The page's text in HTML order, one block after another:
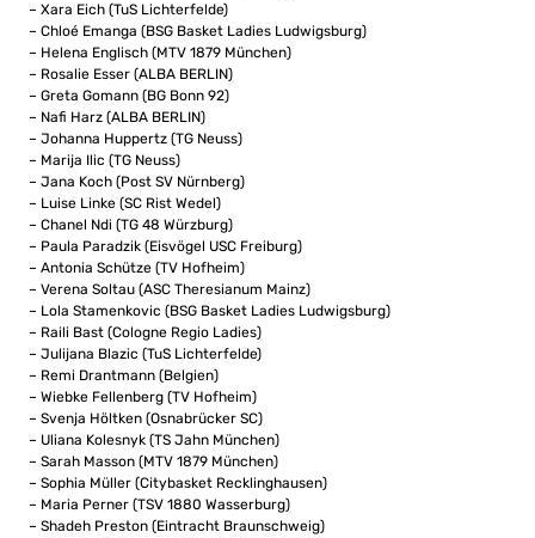
– Xara Eich (TuS Lichterfelde)
– Chloé Emanga (BSG Basket Ladies Ludwigsburg)
– Helena Englisch (MTV 1879 München)
– Rosalie Esser (ALBA BERLIN)
– Greta Gomann (BG Bonn 92)
– Nafi Harz (ALBA BERLIN)
– Johanna Huppertz (TG Neuss)
– Marija Ilic (TG Neuss)
– Jana Koch (Post SV Nürnberg)
– Luise Linke (SC Rist Wedel)
– Chanel Ndi (TG 48 Würzburg)
– Paula Paradzik (Eisvögel USC Freiburg)
– Antonia Schütze (TV Hofheim)
– Verena Soltau (ASC Theresianum Mainz)
– Lola Stamenkovic (BSG Basket Ladies Ludwigsburg)
– Raili Bast (Cologne Regio Ladies)
– Julijana Blazic (TuS Lichterfelde)
– Remi Drantmann (Belgien)
– Wiebke Fellenberg (TV Hofheim)
– Svenja Höltken (Osnabrücker SC)
– Uliana Kolesnyk (TS Jahn München)
– Sarah Masson (MTV 1879 München)
– Sophia Müller (Citybasket Recklinghausen)
– Maria Perner (TSV 1880 Wasserburg)
– Shadeh Preston (Eintracht Braunschweig)